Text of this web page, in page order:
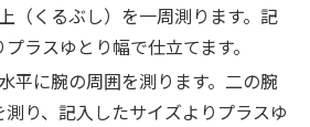
（くるぶし）を一周測ります。記
ラスゆとり幅で仕立てます。
平に腕の周囲を測ります。二の腕
り、記入したサイズよりプラスゆ